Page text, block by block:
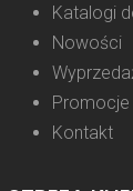
Katalogi
Nowości
Promocje
Kontakt